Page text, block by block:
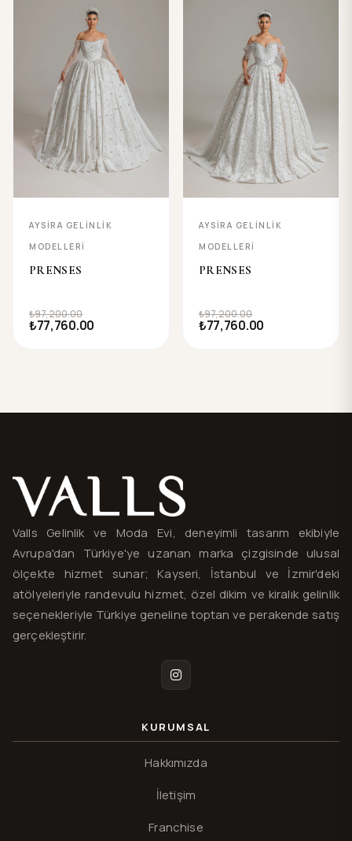
AYSIRA GELINLIK
MODELLERI
PRENSES
₺97,200.00
₺77,760.00
AYSIRA GELINLIK
MODELLERI
PRENSES
₺97,200.00
₺77,760.00
Valls® — site haritası ve iletişim
Valls Gelinlik ve Moda Evi, deneyimli tasarım ekibiyle
Avrupa'dan Türkiye'ye uzanan marka çizgisinde ulusal
ölçekte hizmet sunar; Kayseri, İstanbul ve İzmir'deki
atölyeleriyle randevulu hizmet, özel dikim ve kiralık gelinlik
seçenekleriyle Türkiye geneline toptan ve perakende satış
gerçekleştirir.
Instagram
KURUMSAL
Hakkımızda
İletişim
Franchise